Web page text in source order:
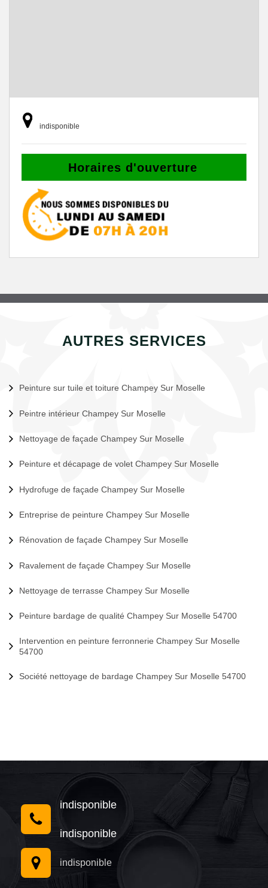
indisponible
Horaires d'ouverture
AUTRES SERVICES
Peinture sur tuile et toiture Champey Sur Moselle
Peintre intérieur Champey Sur Moselle
Nettoyage de façade Champey Sur Moselle
Peinture et décapage de volet Champey Sur Moselle
Hydrofuge de façade Champey Sur Moselle
Entreprise de peinture Champey Sur Moselle
Rénovation de façade Champey Sur Moselle
Ravalement de façade Champey Sur Moselle
Nettoyage de terrasse Champey Sur Moselle
Peinture bardage de qualité Champey Sur Moselle 54700
Intervention en peinture ferronnerie Champey Sur Moselle
54700
Société nettoyage de bardage Champey Sur Moselle 54700
indisponible
indisponible
indisponible